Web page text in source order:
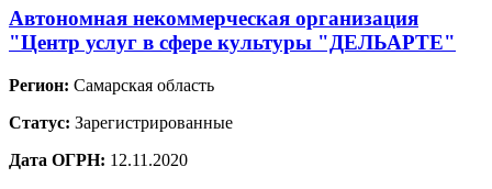
Автономная некоммерческая организация
"Центр услуг в сфере культуры "ДЕЛЬАРТЕ"
Регион: Самарская область
Статус: Зарегистрированные
Дата ОГРН: 12.11.2020